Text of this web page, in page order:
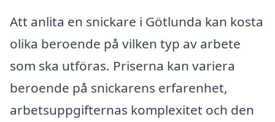
Att anlita en snickare i Götlunda kan kosta
olika beroende på vilken typ av arbete
som ska utföras. Priserna kan variera
beroende på snickarens erfarenhet,
arbetsuppgifternas komplexitet och den